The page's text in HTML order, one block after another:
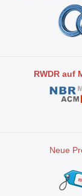
RWDR auf
Neue